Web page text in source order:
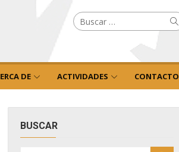
Buscar
por:
DE ACTIVIDADES CONTACTO
BUSCAR